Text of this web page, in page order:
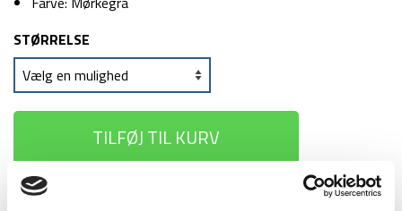
STØRRELSE
TILFØJ TIL KURV
1-2 dages
Fri fragt over
100 dages